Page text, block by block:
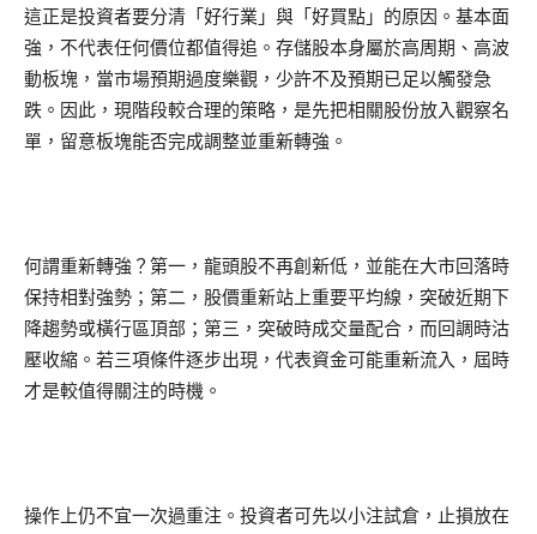
這正是投資者要分清「好行業」與「好買點」的原因。基本面
強，不代表任何價位都值得追。存儲股本身屬於高周期、高波
動板塊，當市場預期過度樂觀，少許不及預期已足以觸發急
跌。因此，現階段較合理的策略，是先把相關股份放入觀察名
單，留意板塊能否完成調整並重新轉強。
何謂重新轉強？第一，龍頭股不再創新低，並能在大市回落時
保持相對強勢；第二，股價重新站上重要平均線，突破近期下
降趨勢或橫行區頂部；第三，突破時成交量配合，而回調時沽
壓收縮。若三項條件逐步出現，代表資金可能重新流入，屆時
才是較值得關注的時機。
操作上仍不宜一次過重注。投資者可先以小注試倉，止損放在